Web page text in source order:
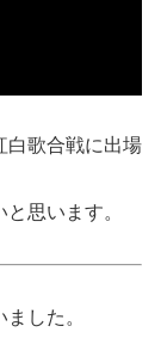
白歌合戦に出場
思います。
した。